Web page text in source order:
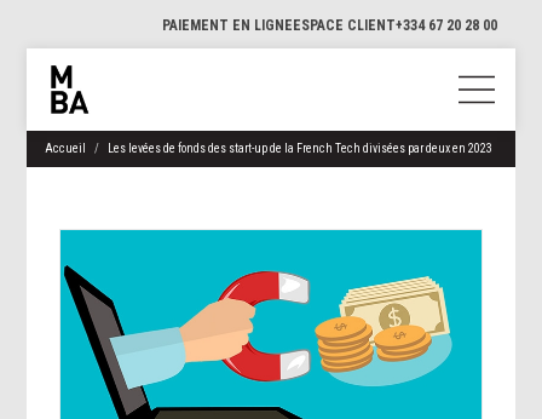
PAIEMENT EN LIGNEESPACE CLIENT+334 67 20 28 00
Accueil Les levées de fonds des start-up de la French Tech divisées par deux en 2023